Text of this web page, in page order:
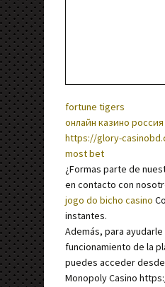
fortune tigers
онлайн казино россия
https://glory-
most bet
¿Formas parte de
en contacto con
jogo do bicho casino
instantes.
Además, para
funcionamiento de la
puedes acceder
Monopoly Casino